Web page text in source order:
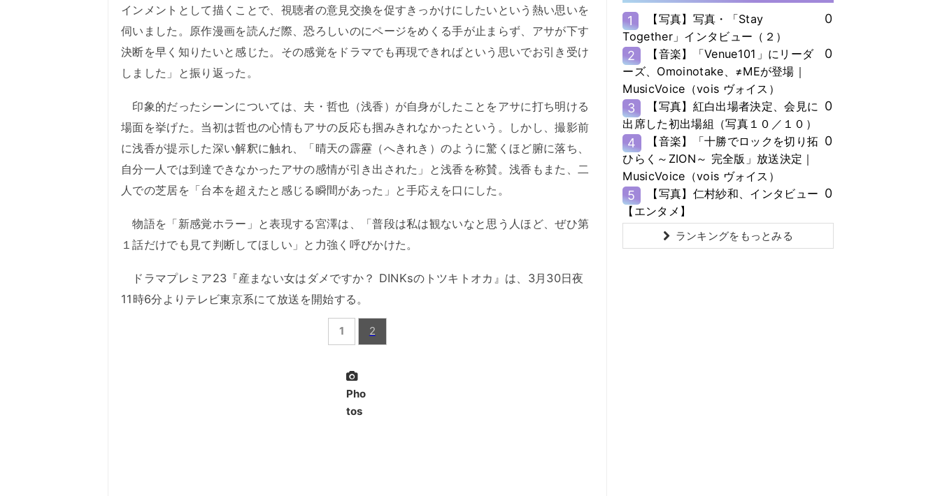
インメントとして描くことで、視聴者の意見交換を促すきっかけにしたいという熱い思いを
伺いました。原作漫画を読んだ際、恐ろしいのにページをめくる手が止まらず、アサが下す
決断を早く知りたいと感じた。その感覚をドラマでも再現できればという思いでお引き受け
しました」と振り返った。
印象的だったシーンについては、夫・哲也（浅香）が自身がしたことをアサに打ち明ける
場面を挙げた。当初は哲也の心情もアサの反応も掴みきれなかったという。しかし、撮影前
に浅香が提示した深い解釈に触れ、「晴天の霹靂（へきれき）のように驚くほど腑に落ち、
自分一人では到達できなかったアサの感情が引き出された」と浅香を称賛。浅香もまた、二
人での芝居を「台本を超えたと感じる瞬間があった」と手応えを口にした。
物語を「新感覚ホラー」と表現する宮澤は、「普段は私は観ないなと思う人ほど、ぜひ第
１話だけでも見て判断してほしい」と力強く呼びかけた。
ドラマプレミア23『産まない女はダメですか？ DINKsのトツキトオカ』は、3月30日夜
11時6分よりテレビ東京系にて放送を開始する。
1 2
Pho
tos
1
【写真】写真・「Stay
Together」インタビュー（２）
0
2
【音楽】「Venue101」にリーダ
ーズ、Omoinotake、≠MEが登場｜
MusicVoice（vois ヴォイス）
0
3
【写真】紅白出場者決定、会見に
出席した初出場組（写真１０／１０）
0
4
【音楽】「十勝でロックを切り拓
ひらく～ZION～ 完全版」放送決定｜
MusicVoice（vois ヴォイス）
0
5
【写真】仁村紗和、インタビュー
【エンタメ】
0
ランキングをもっとみる